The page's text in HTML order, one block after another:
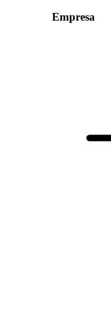
Empresa